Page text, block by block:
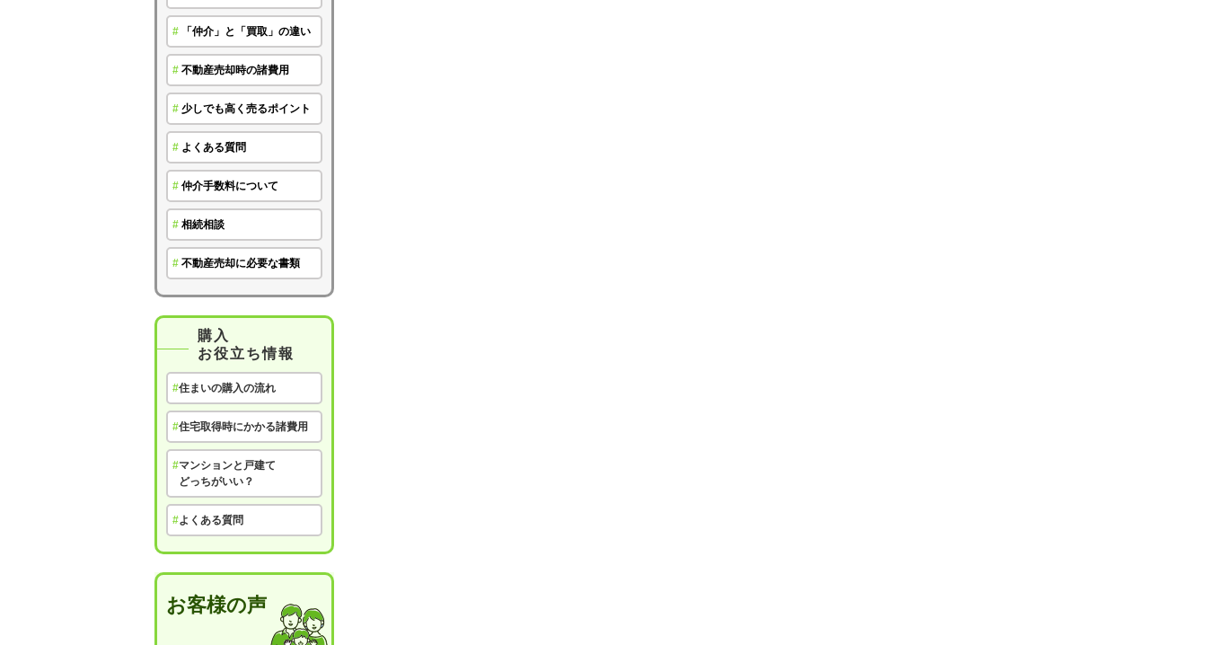
# 「仲介」と「買取」の違い
# 不動産売却時の諸費用
# 少しでも高く売るポイント
# よくある質問
# 仲介手数料について
# 相続相談
# 不動産売却に必要な書類
購入
お役立ち情報
#住まいの購入の流れ
#住宅取得時にかかる諸費用
#マンションと戸建て
どっちがいい？
#よくある質問
お客様の声